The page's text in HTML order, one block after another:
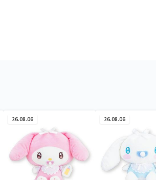
26.08.06 26.08.06